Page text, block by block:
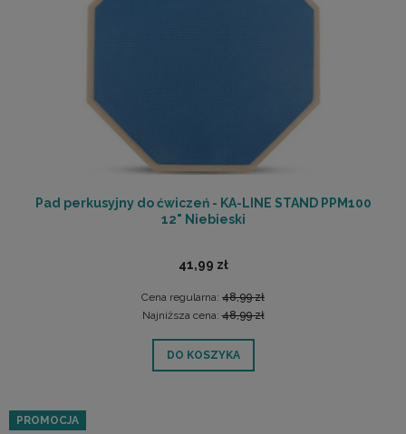
Pad perkusyjny do ćwiczeń - KA-LINE STAND PPM100
12" Niebieski
41,99 zł
Cena regularna: 48,99 zł
Najniższa cena:48,99 zł
DO KOSZYKA
PROMOCJA